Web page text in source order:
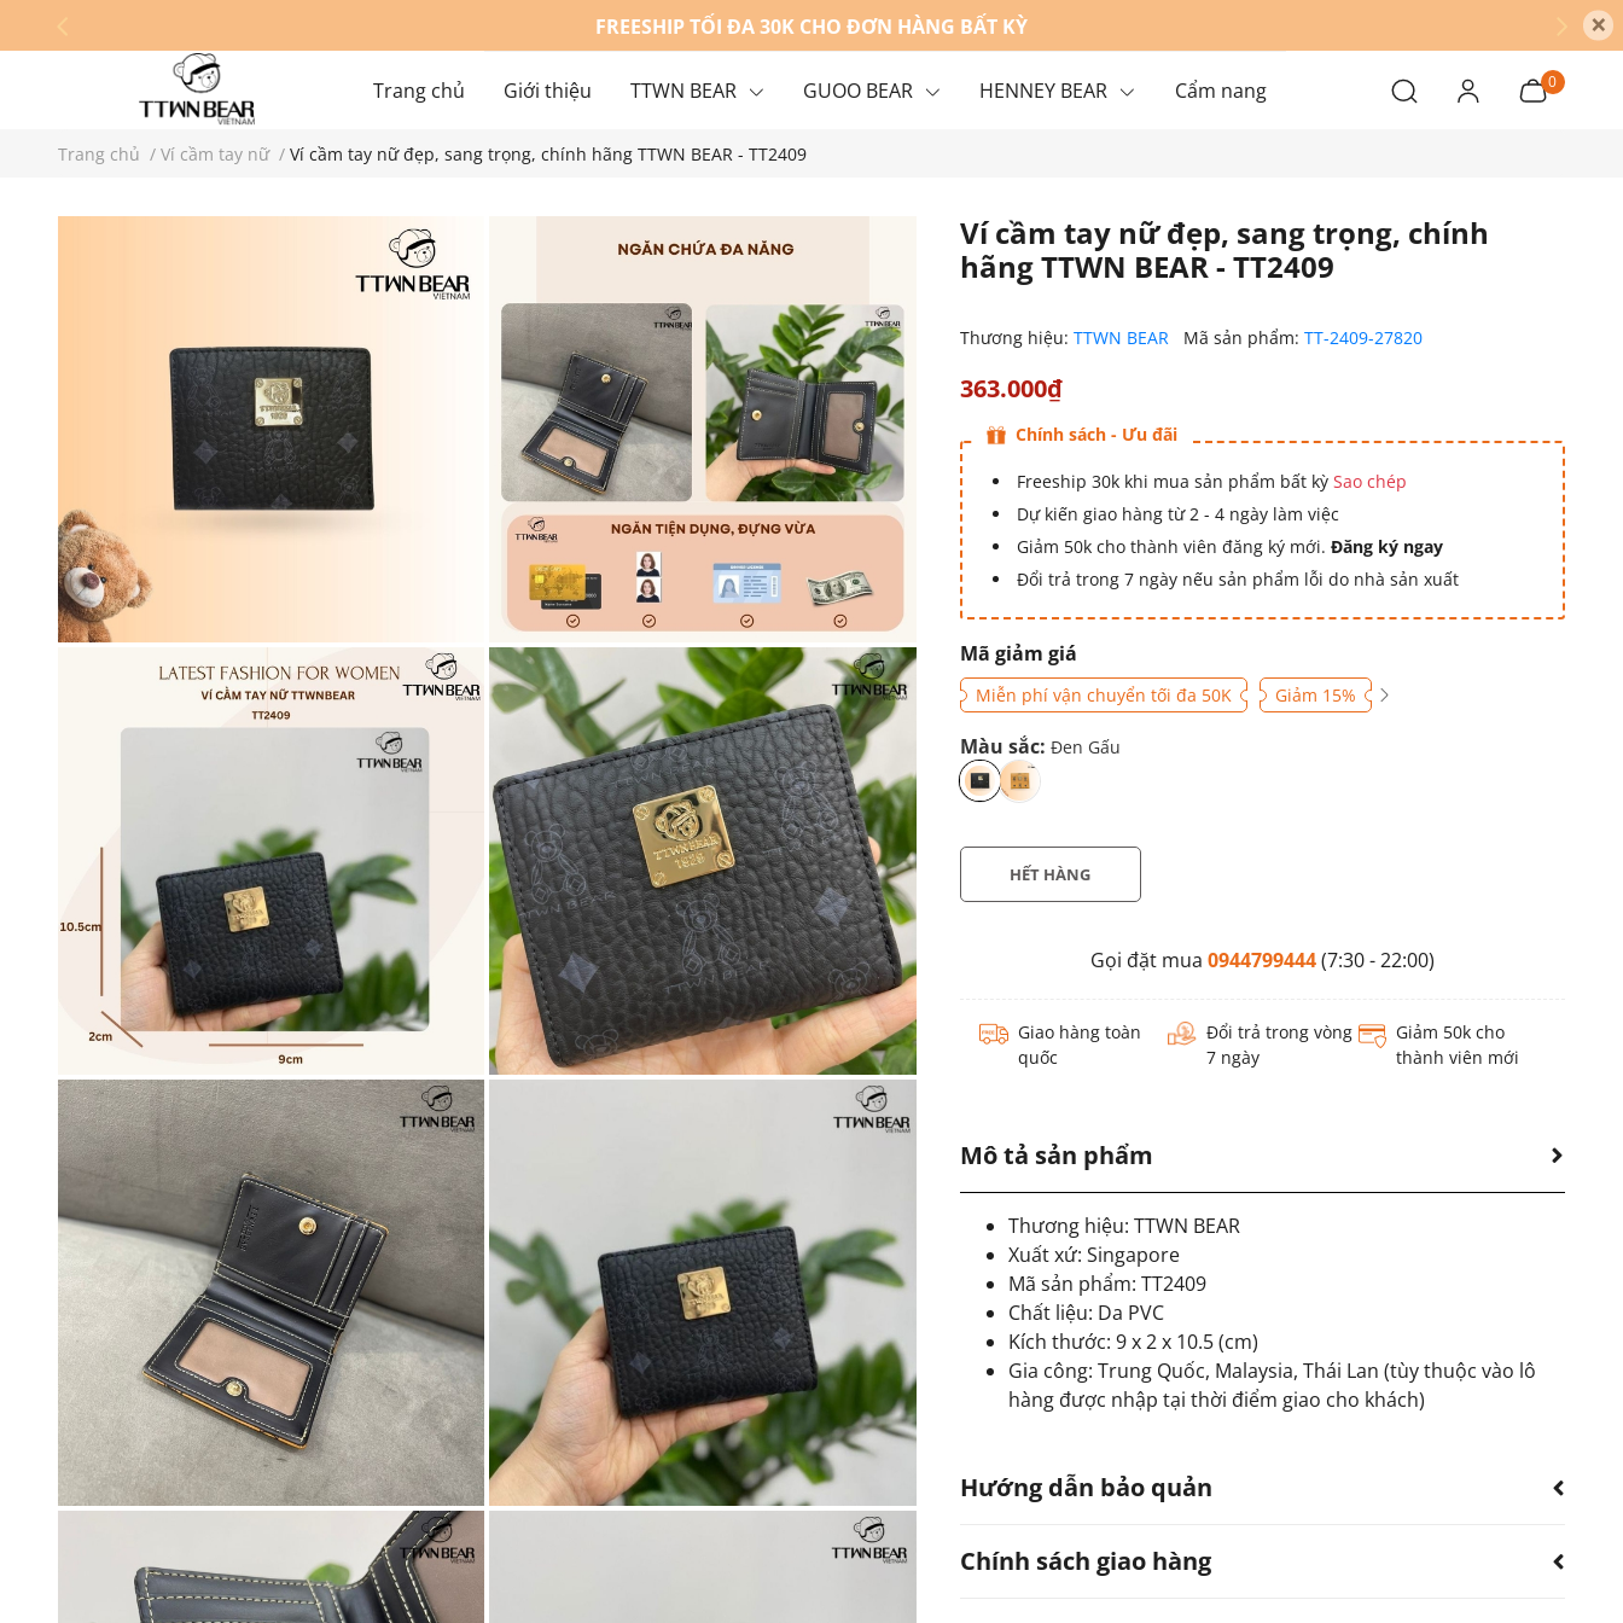
FREESHIP TỐI ĐA 30K CHO ĐƠN HÀNG BẤT KỲ ×
Trang chủ Giới thiệu TTWN BEAR GUOO BEAR HENNEY BEAR Cẩm nang
Hệ thống cửa hàng Liên hệ
0
Trang chủ / Ví cầm tay nữ / Ví cầm tay nữ đẹp, sang trọng, chính hãng TTWN BEAR - TT2409
Ví cầm tay nữ đẹp, sang trọng, chính
hãng TTWN BEAR - TT2409
Thương hiệu: TTWN BEAR Mã sản phẩm: TT-2409-27820
363.000₫
Chính sách - Ưu đãi
Freeship 30k khi mua sản phẩm bất kỳ Sao chép
Dự kiến giao hàng từ 2 - 4 ngày làm việc
Giảm 50k cho thành viên đăng ký mới. Đăng ký ngay
Đổi trả trong 7 ngày nếu sản phẩm lỗi do nhà sản xuất
Mã giảm giá
Miễn phí vận chuyển tối đa 50K Giảm 15%
Màu sắc: Đen Gấu
HẾT HÀNG
Gọi đặt mua 0944799444(7:30 - 22:00)
Giao hàng toàn
quốc
Đổi trả trong vòng
7 ngày
Giảm 50k cho
thành viên mới
Mô tả sản phẩm
Thương hiệu: TTWN BEAR
Xuất xứ: Singapore
Mã sản phẩm: TT2409
Chất liệu: Da PVC
Kích thước: 9 x 2 x 10.5 (cm)
Gia công: Trung Quốc, Malaysia, Thái Lan (tùy thuộc vào lô
hàng được nhập tại thời điểm giao cho khách)
Hướng dẫn bảo quản
Hạn chế sản phẩm bị thấm nước.
Chính sách giao hàng